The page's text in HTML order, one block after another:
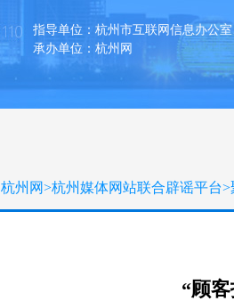
指导单位：杭州市互联网信息
承办单位：杭州网
杭州网>杭州媒体网站联合辟谣平台>
“顾